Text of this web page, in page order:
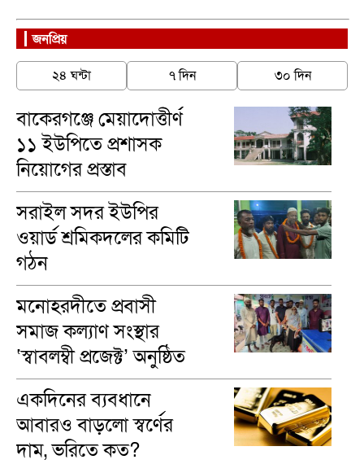
জনপ্রিয়
২৪ ঘন্টা ৭ দিন ৩০ দিন
বাকেরগঞ্জে মেয়াদোত্তীর্ণ
১১ ইউপিতে প্রশাসক
নিয়োগের প্রস্তাব
সরাইল সদর ইউপির
ওয়ার্ড শ্রমিকদলের কমিটি
গঠন
মনোহরদীতে প্রবাসী
সমাজ কল্যাণ সংস্থার
‘স্বাবলম্বী প্রজেক্ট’ অনুষ্ঠিত
একদিনের ব্যবধানে
আবারও বাড়লো স্বর্ণের
দাম, ভরিতে কত?